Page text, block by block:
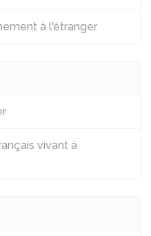
à l'étranger
vivant à